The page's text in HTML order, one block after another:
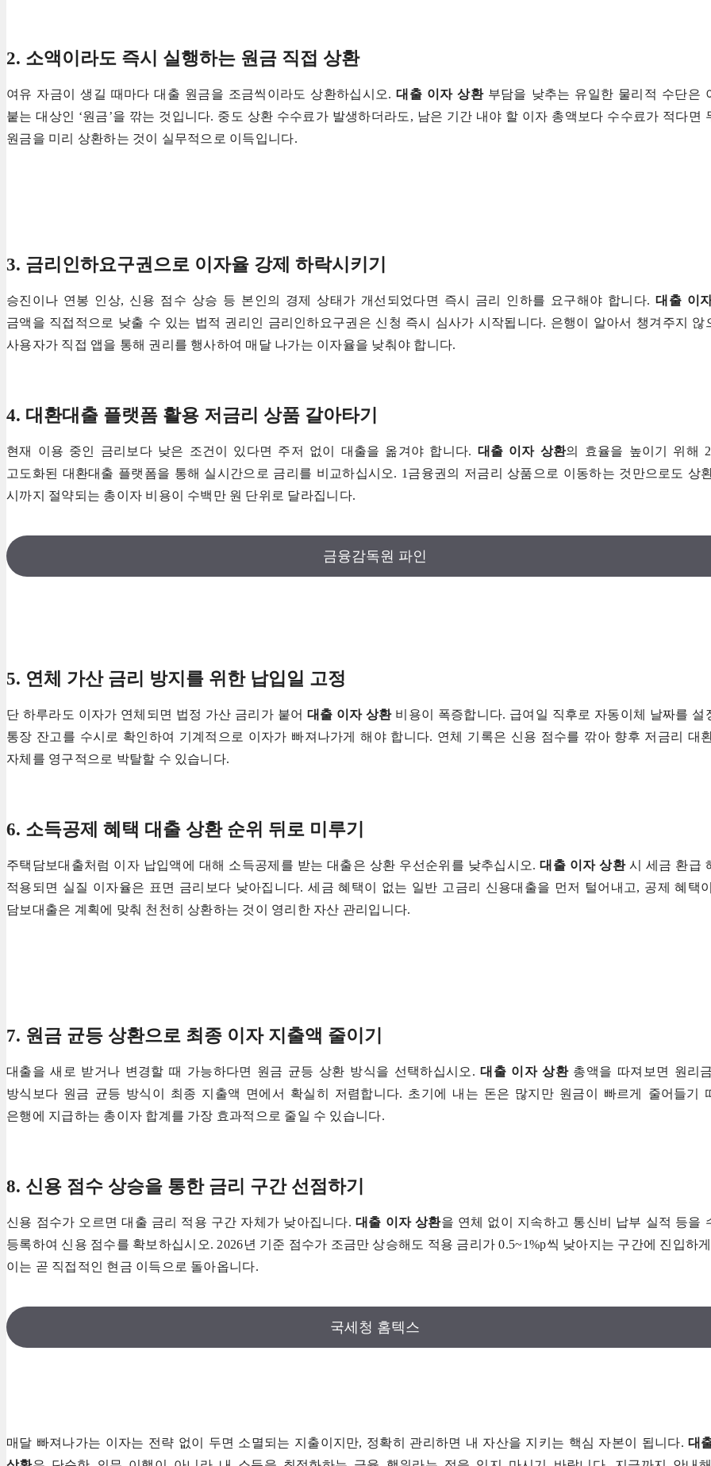
2. 소액이라도 즉시 실행하는 원금 직접 상환
여유 자금이 생길 때마다 대출 원금을 조금씩이라도 상환하십시오.대출 이자 상환부담을 낮추는 유일한 물리적 수단은
붙는 대상인 ‘원금’을 깎는 것입니다. 중도 상환 수수료가 발생하더라도, 남은 기간 내야 할 이자 총액보다 수수료가 적다면
원금을 미리 상환하는 것이 실무적으로 이득입니다.
3. 금리인하요구권으로 이자율 강제 하락시키기
승진이나 연봉 인상, 신용 점수 상승 등 본인의 경제 상태가 개선되었다면 즉시 금리 인하를 요구해야 합니다.대출 이
금액을 직접적으로 낮출 수 있는 법적 권리인 금리인하요구권은 신청 즉시 심사가 시작됩니다. 은행이 알아서 챙겨주지 않
사용자가 직접 앱을 통해 권리를 행사하여 매달 나가는 이자율을 낮춰야 합니다.
4. 대환대출 플랫폼 활용 저금리 상품 갈아타기
현재 이용 중인 금리보다 낮은 조건이 있다면 주저 없이 대출을 옮겨야 합니다. 대출 이자 상환의 효율을 높이기 위해
고도화된 대환대출 플랫폼을 통해 실시간으로 금리를 비교하십시오. 1금융권의 저금리 상품으로 이동하는 것만으로도 상
시까지 절약되는 총이자 비용이 수백만 원 단위로 달라집니다.
금융감독원 파인
5. 연체 가산 금리 방지를 위한 납입일 고정
단 하루라도 이자가 연체되면 법정 가산 금리가 붙어 대출 이자 상환비용이 폭증합니다. 급여일 직후로 자동이체 날짜를 설
통장 잔고를 수시로 확인하여 기계적으로 이자가 빠져나가게 해야 합니다. 연체 기록은 신용 점수를 깎아 향후 저금리 대
자체를 영구적으로 박탈할 수 있습니다.
6. 소득공제 혜택 대출 상환 순위 뒤로 미루기
주택담보대출처럼 이자 납입액에 대해 소득공제를 받는 대출은 상환 우선순위를 낮추십시오.대출 이자 상환시 세금 환급
적용되면 실질 이자율은 표면 금리보다 낮아집니다. 세금 혜택이 없는 일반 고금리 신용대출을 먼저 털어내고, 공제 혜택
담보대출은 계획에 맞춰 천천히 상환하는 것이 영리한 자산 관리입니다.
7. 원금 균등 상환으로 최종 이자 지출액 줄이기
대출을 새로 받거나 변경할 때 가능하다면 원금 균등 상환 방식을 선택하십시오.대출 이자 상환총액을 따져보면 원리
방식보다 원금 균등 방식이 최종 지출액 면에서 확실히 저렴합니다. 초기에 내는 돈은 많지만 원금이 빠르게 줄어들기
은행에 지급하는 총이자 합계를 가장 효과적으로 줄일 수 있습니다.
8. 신용 점수 상승을 통한 금리 구간 선점하기
신용 점수가 오르면 대출 금리 적용 구간 자체가 낮아집니다.대출 이자 상환을 연체 없이 지속하고 통신비 납부 실적 등을
등록하여 신용 점수를 확보하십시오. 2026년 기준 점수가 조금만 상승해도 적용 금리가 0.5~1%p씩 낮아지는 구간에 진입하
이는 곧 직접적인 현금 이득으로 돌아옵니다.
국세청 홈텍스
매달 빠져나가는 이자는 전략 없이 두면 소멸되는 지출이지만, 정확히 관리하면 내 자산을 지키는 핵심 자본이 됩니다.대